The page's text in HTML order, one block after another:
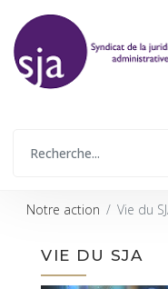
Notre action Vie du
VIE DU SJA